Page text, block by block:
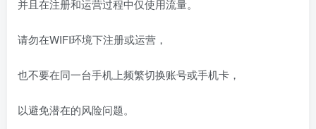
并且在注册和运营过程中仅使用流量。
请勿在WIFI环境下注册或运营，
也不要在同一台手机上频繁切换账号或手机卡，
以避免潜在的风险问题。